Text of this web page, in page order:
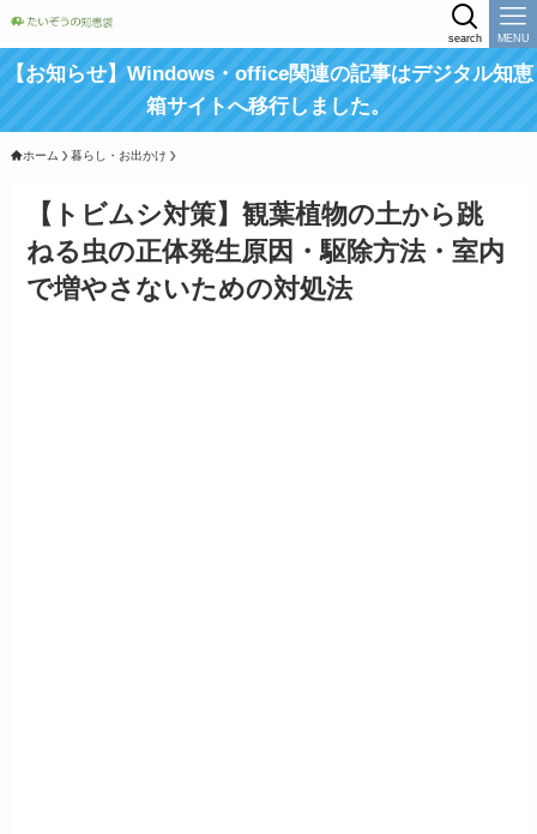
search MENU
【お知らせ】Windows・office関連の記事はデジタル知恵
箱サイトへ移行しました。
ホーム 暮らし・お出かけ
【トビムシ対策】観葉植物の土から跳
ねる虫の正体発生原因・駆除方法・室内
で増やさないための対処法